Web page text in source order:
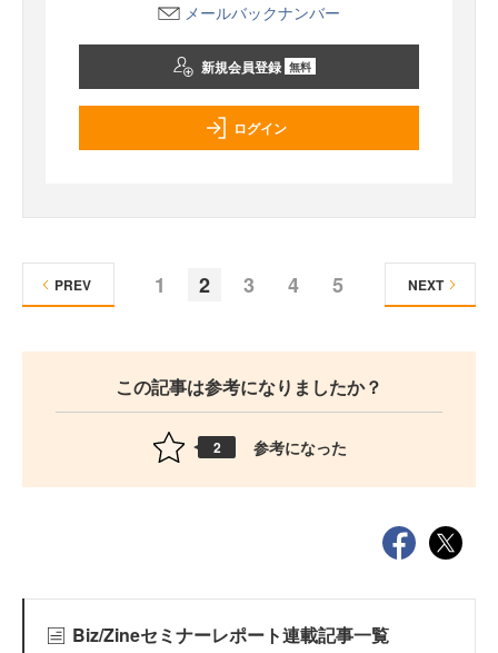
メールバックナンバー
新規会員登録 無料
ログイン
1 2 3 4 5
PREV NEXT
この記事は参考になりましたか？
2 参考になった
Biz/Zineセミナーレポート連載記事一覧